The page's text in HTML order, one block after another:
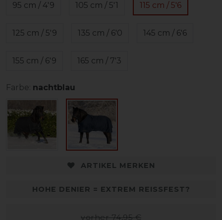
95 cm / 4'9 105 cm / 5'1 115 cm / 5'6
125 cm / 5'9 135 cm / 6'0 145 cm / 6'6
155 cm / 6'9 165 cm / 7'3
Farbe: nachtblau
ARTIKEL MERKEN
HOHE DENIER = EXTREM REISSFEST?
vorher 74,95 €